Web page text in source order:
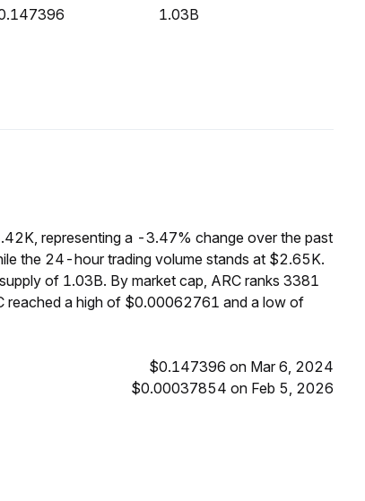
1.03B
representing a -3.47% change over the past
the 24-hour trading volume stands at $2.65K.
of 1.03B. By market cap, ARC ranks 3381
reached a high of $0.00062761 and a low of
$0.147396 on Mar 6, 2024
$0.00037854 on Feb 5, 2026